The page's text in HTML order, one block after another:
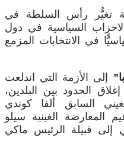
تغيُّر رأس السلطة في
السياسية في دول
في الانتخابات المزمع
إلى الأزمة التي اندلعت
الحدود بين البلدين،
السابق ألفا كوندي
المعارضة الغينية سيلو
إلى قبيلة الرئيس ماكي